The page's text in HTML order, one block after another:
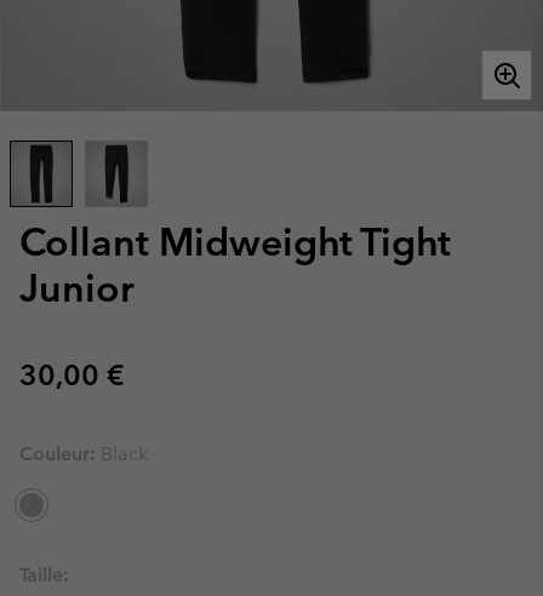
Collant Midweight Tight
Junior
Regular price:
30,00 €
Couleur: Black
Taille: